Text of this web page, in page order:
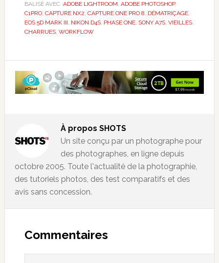
BALISÉ AVEC :ADOBE LIGHTROOM, ADOBE PHOTOSHOP,
C1PRO, CAPTURE NX2, CAPTURE ONE PRO 8, DÉMATRIÇAGE,
EOS 5D MARK III, NIKON D4S, PHASE ONE, SONY A7S, VIEILLES
CHARRUES, WORKFLOW
À propos SHOTS
Un site conçu par un photographe pour
des photographes, en ligne depuis
octobre 2005. Toute l'actualité de la photographie,
des tutoriels photos, des test comparatifs et des
avis sans concession.
Commentaires